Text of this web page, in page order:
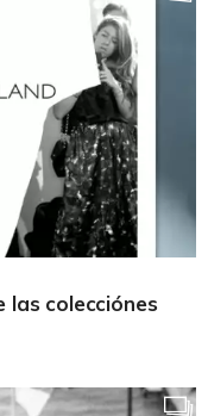
las colecciónes